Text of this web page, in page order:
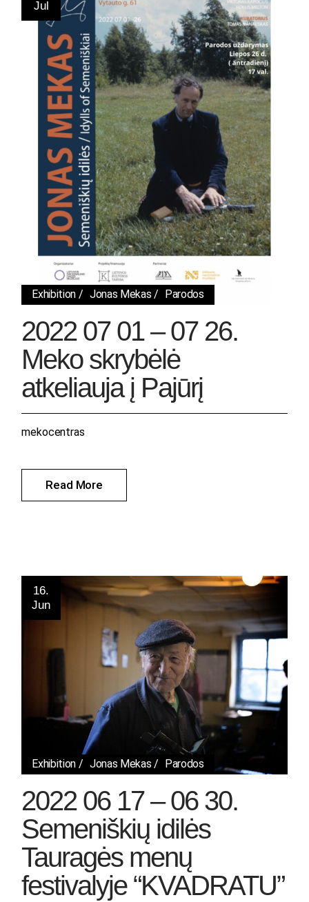
Jul
Exhibition Jonas Mekas Parodos
2022 07 01 – 07 26.
Meko skrybėlė
atkeliauja į Pajūrį
Read More
mekocentras
16.
Jun
Exhibition Jonas Mekas Parodos
2022 06 17 – 06 30.
Semeniškių idilės
Tauragės menų
festivalyje “KVADRATU”